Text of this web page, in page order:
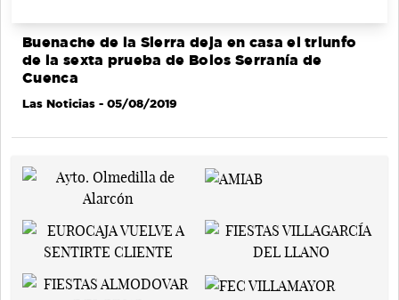
Buenache de la Sierra deja en casa el triunfo
de la sexta prueba de Bolos Serranía de
Cuenca
Las Noticias - 05/08/2019